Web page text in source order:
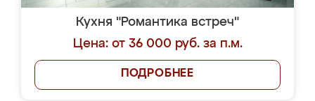
Кухня "Романтика встреч"
Цена: от 36 000 руб. за п.м.
ПОДРОБНЕЕ